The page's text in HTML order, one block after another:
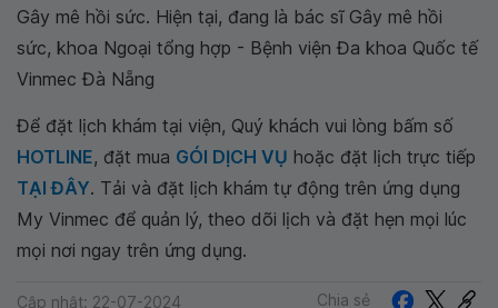
Gây mê hồi sức. Hiện tại, đang là bác sĩ Gây mê hồi
sức, khoa Ngoại tổng hợp - Bệnh viện Đa khoa Quốc tế
Vinmec Đà Nẵng
Để đặt lịch khám tại viện, Quý khách vui lòng bấm số
HOTLINE, đặt mua GÓI DỊCH VỤ hoặc đặt lịch trực tiếp
TẠI ĐÂY. Tải và đặt lịch khám tự động trên ứng dụng
My Vinmec để quản lý, theo dõi lịch và đặt hẹn mọi lúc
mọi nơi ngay trên ứng dụng.
Cập nhật: 22-07-2024 Chia sẻ